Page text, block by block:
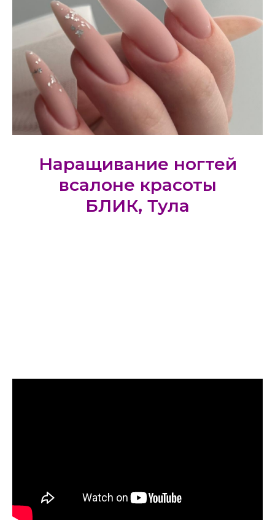
Наращивание ногтей
всалоне красоты
БЛИК, Тула